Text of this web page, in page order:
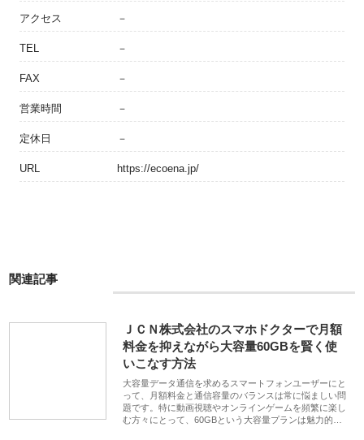
アクセス －
TEL －
FAX －
営業時間 －
定休日 －
URL https://ecoena.jp/
関連記事
ＪＣＮ株式会社のスマホドクターで月額
料金を抑えながら大容量60GBを賢く使
いこなす方法
大容量データ通信を求めるスマートフォンユーザーにと
って、月額料金と通信容量のバランスは常に悩ましい問
題です。特に動画視聴やオンラインゲームを頻繁に楽し
む方々にとって、60GBという大容量プランは魅力的…